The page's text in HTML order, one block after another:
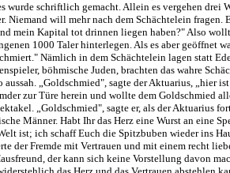
wurde schriftlich gemacht. Allein es vergehen drei
Niemand will mehr nach dem Schächtelein
mein Kapital tot drinnen liegen haben?" Also
1000 Taler hinterlegen. Als es aber geöffnet
Nämlich in dem Schächtelein lagen statt
böhmische Juden, brachten das wahre
aussah. „Goldschmied", sagte der Aktuarius,
zur Türe herein und wollte dem Goldschmied
„Goldschmied", sagte er, als der Aktuarius
Männer. Habt Ihr das Herz eine Wurst an eine
ist; ich schaff Euch die Spitzbuben wieder ins
der Fremde mit Vertrauen und mit einem recht
der kann sich keine Vorstellung davon